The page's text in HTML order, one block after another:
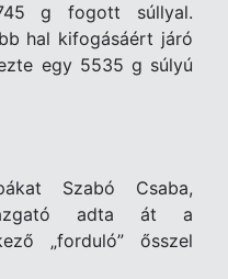
g fogott súllyal.
hal kifogásáért járó
egy 5535 g súlyú
Szabó Csaba,
adta át a
„forduló” ősszel